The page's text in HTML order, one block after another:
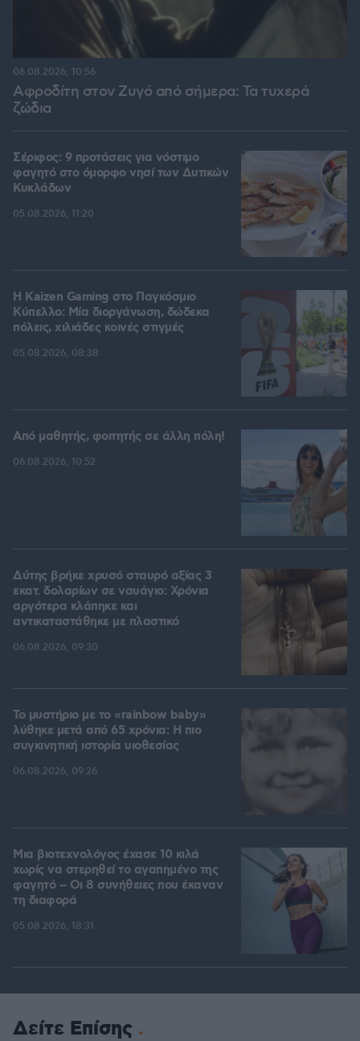
Αφροδίτη στον Ζυγό από σήμερα: Τα τυχερά
ζώδια
06.08.2026, 10:56
Σέριφος: 9 προτάσεις για νόστιμο
φαγητό στο όμορφο νησί των Δυτικών
Κυκλάδων
05.08.2026, 11:20
H Kaizen Gaming στο Παγκόσμιο
Kύπελλο: Μία διοργάνωση, δώδεκα
πόλεις, χιλιάδες κοινές στιγμές
05.08.2026, 08:38
Από μαθητής, φοιτητής σε άλλη πόλη!
06.08.2026, 10:52
Δύτης βρήκε χρυσό σταυρό αξίας 3
εκατ. δολαρίων σε ναυάγιο: Χρόνια
αργότερα κλάπηκε και
αντικαταστάθηκε με πλαστικό
06.08.2026, 09:30
Το μυστήριο με το «rainbow baby»
λύθηκε μετά από 65 χρόνια: Η πιο
συγκινητική ιστορία υιοθεσίας
06.08.2026, 09:26
Μια βιοτεχνολόγος έχασε 10 κιλά
χωρίς να στερηθεί το αγαπημένο της
φαγητό – Οι 8 συνήθειες που έκαναν
τη διαφορά
05.08.2026, 18:31
Δείτε Επίσης